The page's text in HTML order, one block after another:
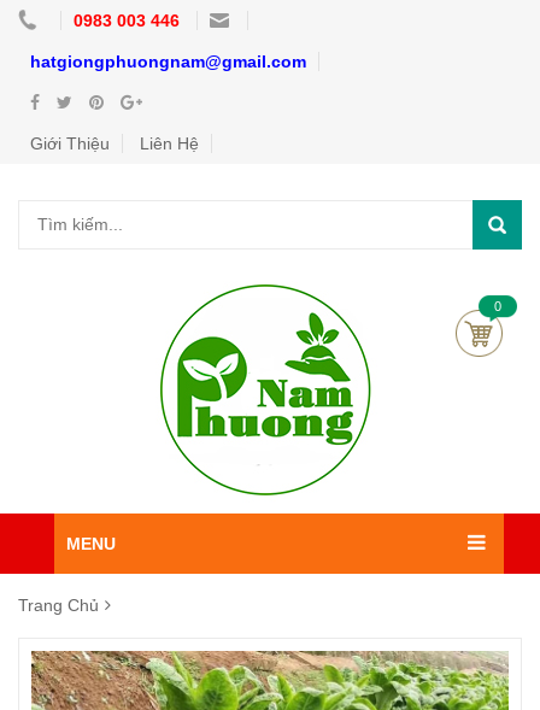
0983 003 446
hatgiongphuongnam@gmail.com
Giới Thiệu Liên Hệ
0
MENU
Trang Chủ